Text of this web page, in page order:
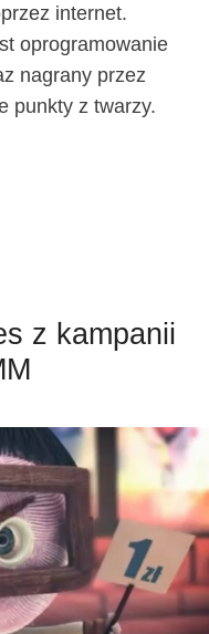
internet.
oprogramowanie
nagrany przez
punkty z twarzy.
z kampanii